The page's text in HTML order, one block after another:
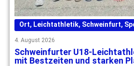
Ort, Leichtathletik, Schweinfurt,
4. August 2026
Schweinfurter U18-
mit Bestzeiten und starken